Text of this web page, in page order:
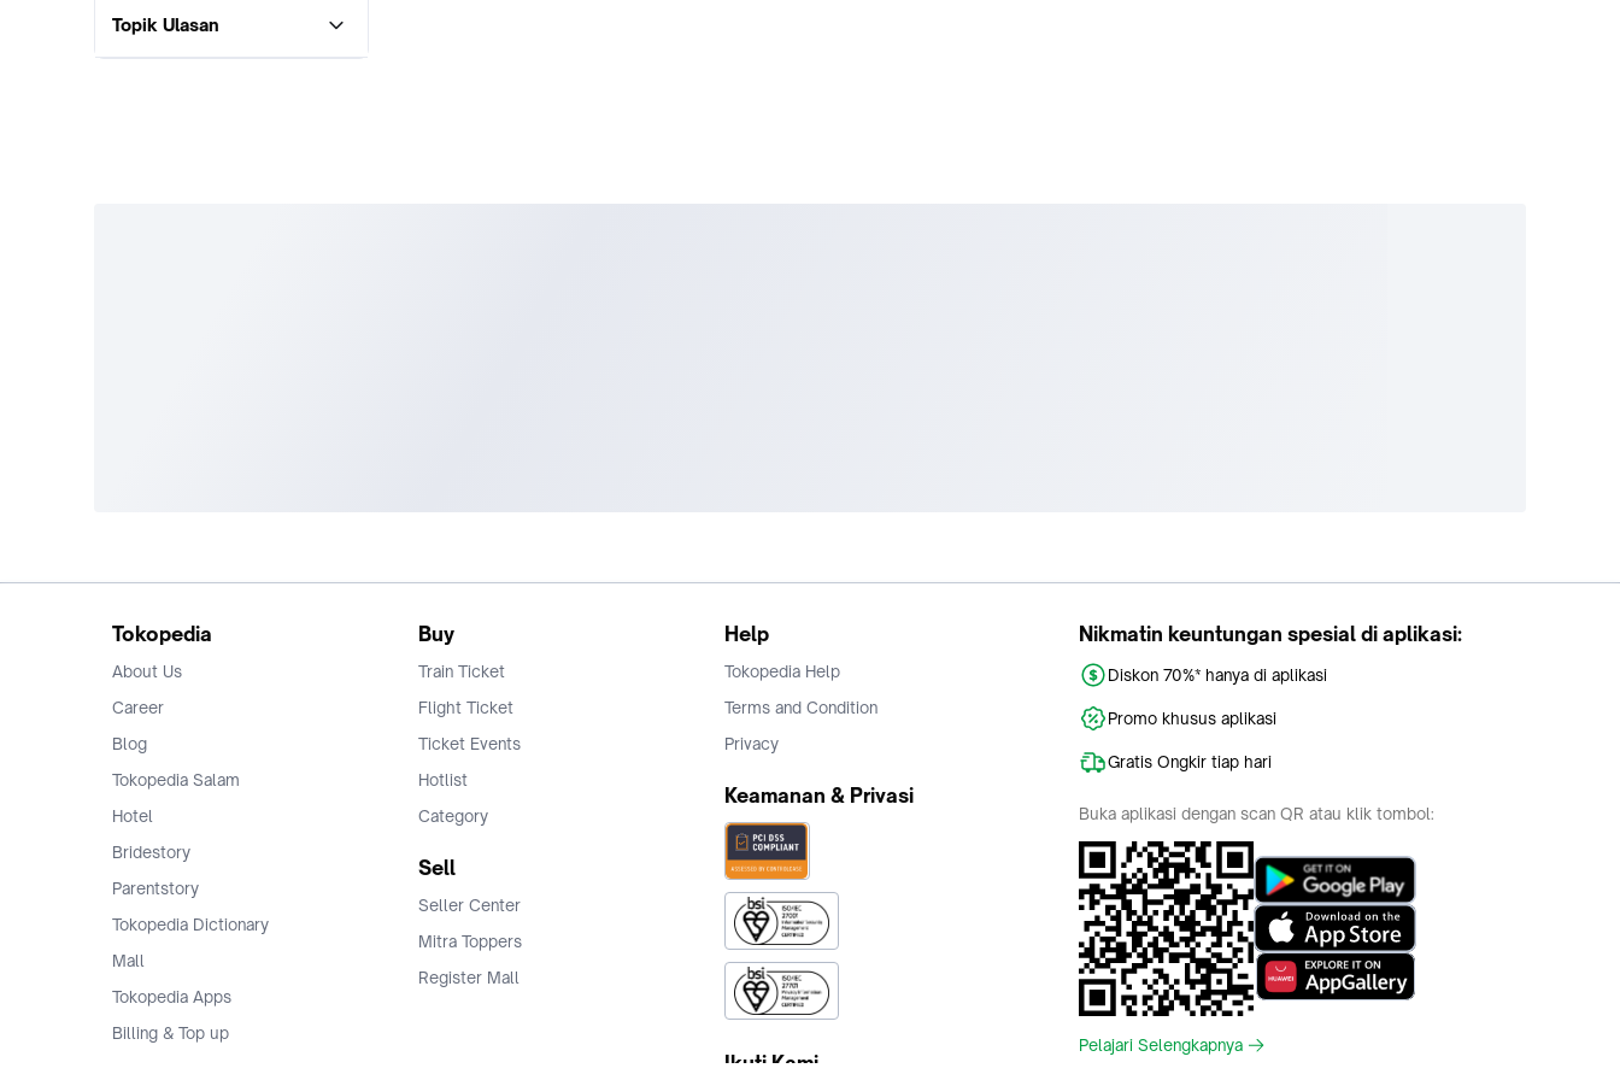
Topik Ulasan
Tokopedia
About Us
Career
Blog
Tokopedia Salam
Hotel
Bridestory
Parentstory
Tokopedia Dictionary
Mall
Tokopedia Apps
Billing & Top up
Buy
Train Ticket
Flight Ticket
Ticket Events
Hotlist
Category
Sell
Seller Center
Mitra Toppers
Register Mall
Help
Tokopedia Help
Terms and Condition
Privacy
Keamanan & Privasi
Ikuti Kami
Nikmatin keuntungan spesial di aplikasi:
Diskon 70%* hanya di aplikasi
Promo khusus aplikasi
Gratis Ongkir tiap hari
Buka aplikasi dengan scan QR atau klik tombol:
Pelajari Selengkapnya